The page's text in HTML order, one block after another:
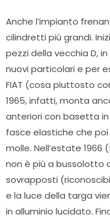
Anche l’impianto
cilindretti più grandi.
pezzi della vecchia D,
nuovi particolari e per
FIAT (cosa piuttosto
1965, infatti, monta
anteriori con basetta in
fasce elastiche che
molle. Nell’estate 1966
non è più a bussolotto
sovrapposti
e la luce della targa
in alluminio lucidato.